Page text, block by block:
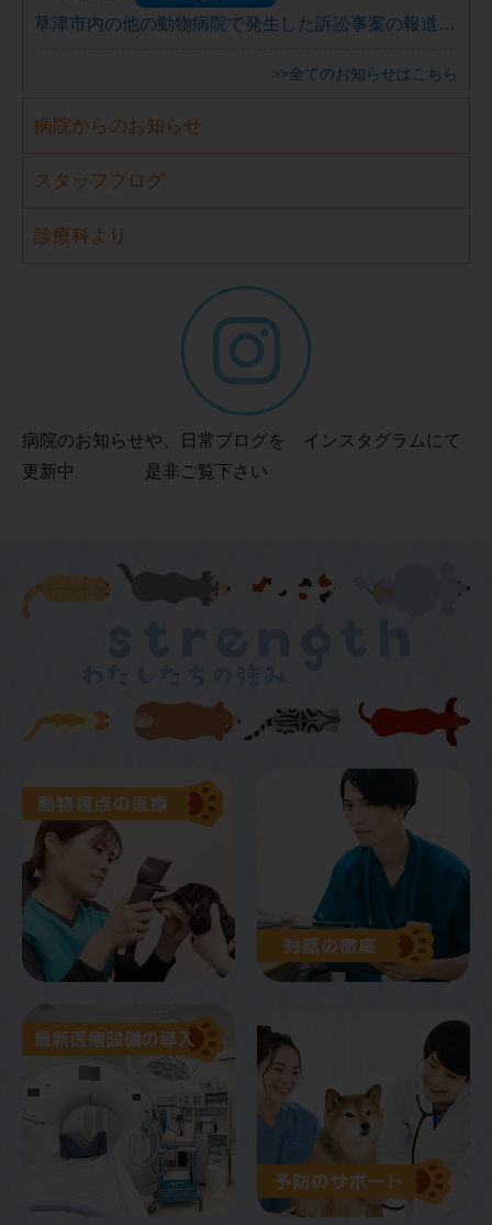
草津市内の他の動物病院で発生した訴訟事案の報道…
>>全てのお知らせはこちら
病院からのお知らせ
スタッフブログ
診療科より
病院のお知らせや、日常ブログを インスタグラムにて
更新中 是非ご覧下さい